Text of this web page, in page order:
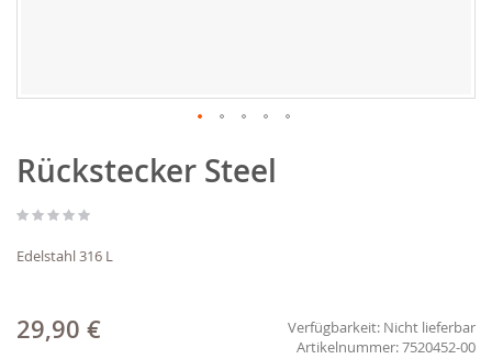
Anfang
der
springen
Rückstecker Steel
Edelstahl 316 L
29,90 € Verfügbarkeit: Nicht lieferbar
7520452-00